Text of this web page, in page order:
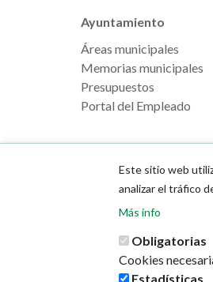
Ayuntamiento
Áreas municipales
Memorias municipales
Presupuestos
Portal del Empleado
Este sitio web
analizar el tráfico
Más info
Obligatorias
Cookies
Estadísticas